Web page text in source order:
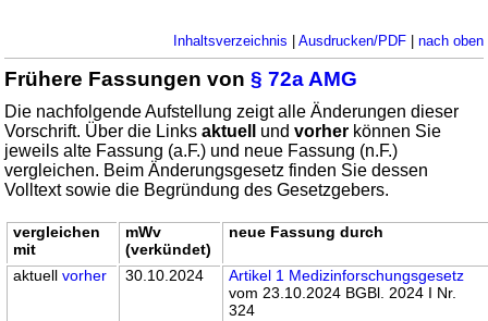
Inhaltsverzeichnis Ausdrucken/PDF| nach oben
Frühere Fassungen von§ 72a AMG
Die nachfolgende Aufstellung zeigt alle Änderungen dieser
Vorschrift. Über die Linksaktuell undvorher können Sie
jeweils alte Fassung (a.F.) und neue Fassung (n.F.)
vergleichen. Beim Änderungsgesetz finden Sie dessen
Volltext sowie die Begründung des Gesetzgebers.
vergleichen
mit
mWv
(verkündet)
neue Fassung durch
aktuellvorher 30.10.2024
Artikel 1 Medizinforschungsgesetz
vom 23.10.2024 BGBl. 2024 I Nr.
324